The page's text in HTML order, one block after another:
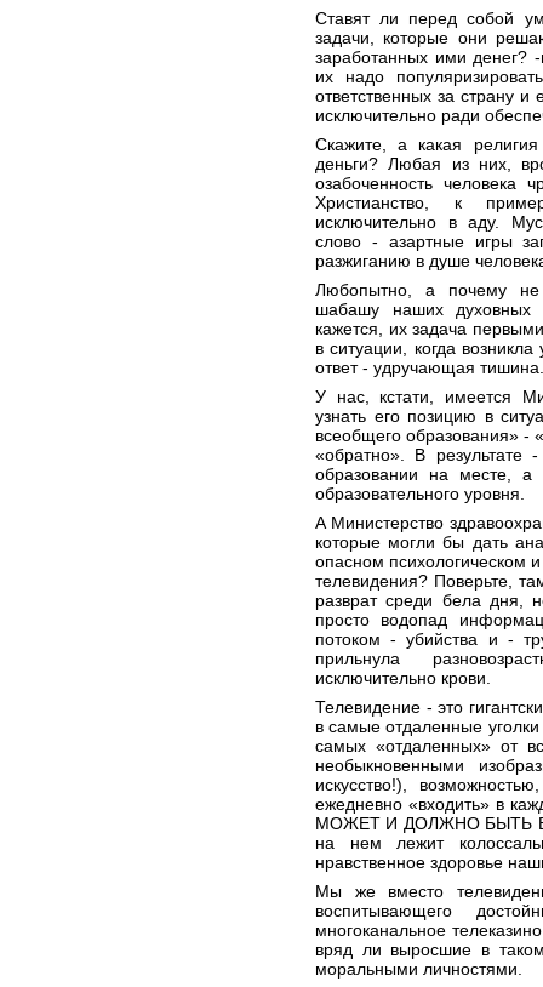
Ставят ли перед собой
задачи, которые они
заработанных ими денег?
их надо
ответственных за страну
исключительно ради
Скажите, а какая
деньги? Любая из них,
озабоченность человека
Христианство, к
исключительно в аду.
слово - азартные игры
разжиганию в душе
Любопытно, а почему не
шабашу наших духовных
кажется, их задача
в ситуации, когда
ответ - удручающая тишина.
У нас, кстати, имеется
узнать его позицию в
всеобщего образования» -
«обратно». В
образовании на месте,
образовательного уровня.
А Министерство
которые могли бы дать
опасном психологическом
телевидения? Поверьте,
разврат среди бела дня,
просто водопад
потоком - убийства и -
прильнула
исключительно крови.
Телевидение - это
в самые отдаленные
самых «отдаленных» от
необыкновенными
искусство!),
ежедневно «входить» в
МОЖЕТ И ДОЛЖНО БЫТЬ
на нем лежит
нравственное здоровье
Мы же вместо
воспитывающего
многоканальное
вряд ли выросшие в
моральными личностями.